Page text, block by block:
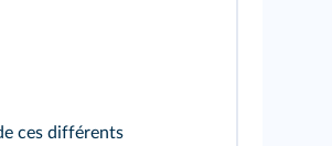
ces différents